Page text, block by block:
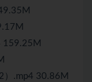
159.25M
）.mp4 30.86M